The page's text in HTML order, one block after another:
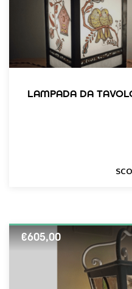
LAMPADA DA
€605,00